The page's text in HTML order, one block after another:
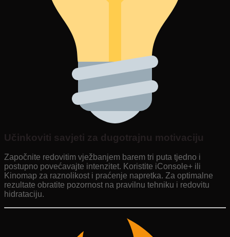
Učinkoviti savjeti za dugotrajnu motivaciju
Započnite redovitim vježbanjem barem tri puta tjedno i
postupno povećavajte intenzitet. Koristite iConsole+ ili
Kinomap za raznolikost i praćenje napretka. Za optimalne
rezultate obratite pozornost na pravilnu tehniku ​​i redovitu
hidrataciju.